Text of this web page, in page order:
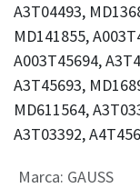
A3T04493,
MD141855,
A003T45694,
A3T45693,
MD611564,
A3T03392,
Marca: GAUSS